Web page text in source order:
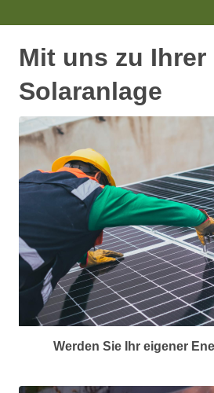
Mit uns zu Ihrer
Solaranlage
Werden Sie Ihr eigener